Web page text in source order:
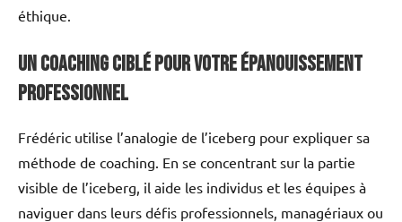
éthique.
Un Coaching Ciblé pour votre Épanouissement
Professionnel
Frédéric utilise l’analogie de l’iceberg pour expliquer sa
méthode de coaching. En se concentrant sur la partie
visible de l’iceberg, il aide les individus et les équipes à
naviguer dans leurs défis professionnels, managériaux ou